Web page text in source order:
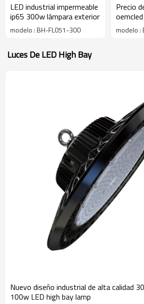
LED industrial impermeable
ip65 300w lámpara exterior
modelo : BH-FL051-300
Precio
50w
modelo :
Luces De LED High Bay
Nuevo diseño industrial de alta calidad
100w LED high bay lamp